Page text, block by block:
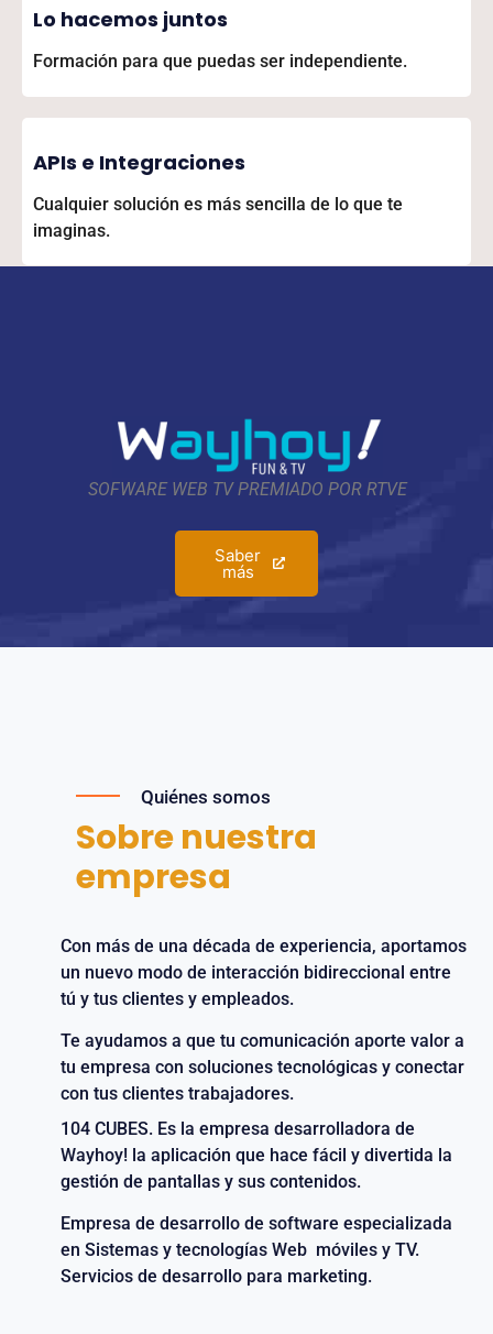
Lo hacemos juntos
Formación para que puedas ser independiente.
APIs e Integraciones
Cualquier solución es más sencilla de lo que te
imaginas.
SOFWARE WEB TV PREMIADO POR RTVE
Saber
más
Quiénes somos
Sobre nuestra
empresa
Con más de una década de experiencia, aportamos
un nuevo modo de interacción bidireccional entre
tú y tus clientes y empleados.
Te ayudamos a que tu comunicación aporte valor a
tu empresa con soluciones tecnológicas y conectar
con tus clientes trabajadores.
104 CUBES. Es la empresa desarrolladora de
Wayhoy! la aplicación que hace fácil y divertida la
gestión de pantallas y sus contenidos.
Empresa de desarrollo de software especializada
en Sistemas y tecnologías Web móviles y TV.
Servicios de desarrollo para marketing.